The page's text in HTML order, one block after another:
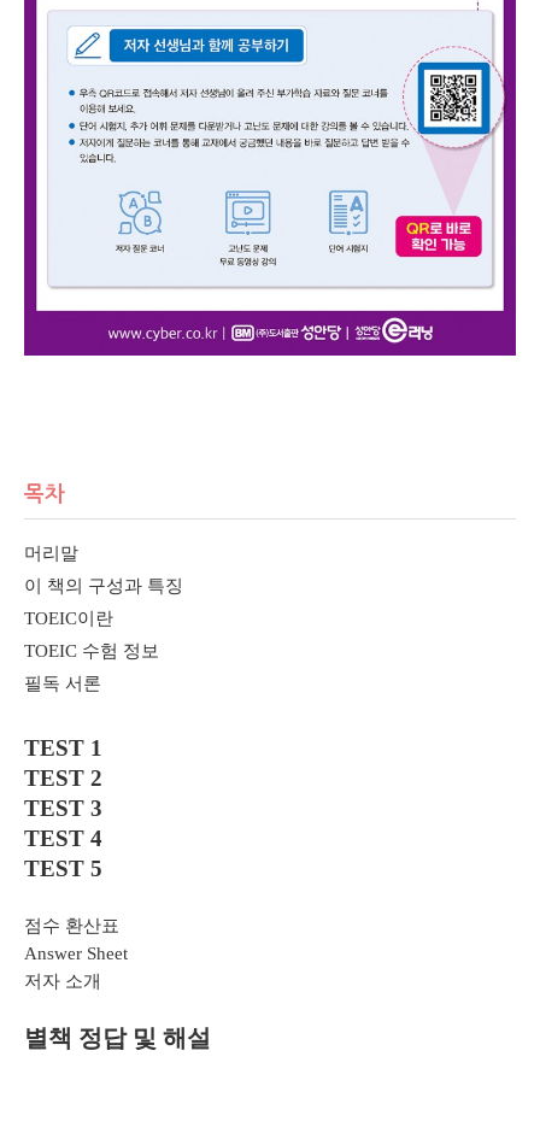
목차
머리말
이 책의 구성과 특징
TOEIC이란
TOEIC 수험 정보
필독 서론
TEST 1
TEST 2
TEST 3
TEST 4
TEST 5
점수 환산표
Answer Sheet
저자 소개
별책 정답 및 해설